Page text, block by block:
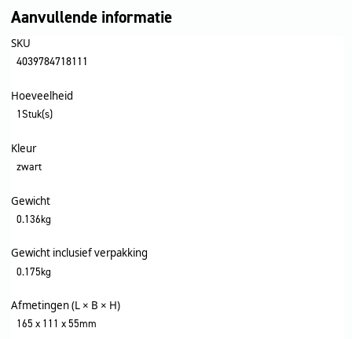
Aanvullende informatie
SKU
4039784718111
Hoeveelheid
1Stuk(s)
Kleur
zwart
Gewicht
0.136kg
Gewicht inclusief verpakking
0.175kg
Afmetingen (L × B × H)
165 x 111 x 55mm